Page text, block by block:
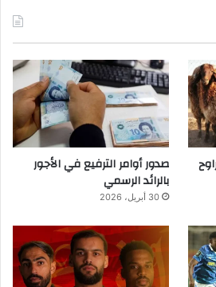
صدور أوامر الترفيع في الأجور
بالرائد الرسمي
30 أبريل، 2026